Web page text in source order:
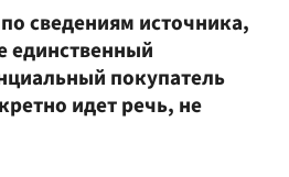
сведениям источника,
единственный
покупатель
идет речь, не